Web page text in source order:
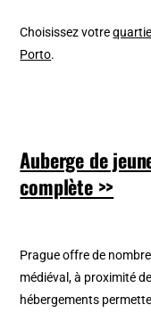
Choisissez votre
Porto.
Auberge de
complète >>
Prague offre de
médiéval, à proximité
hébergements